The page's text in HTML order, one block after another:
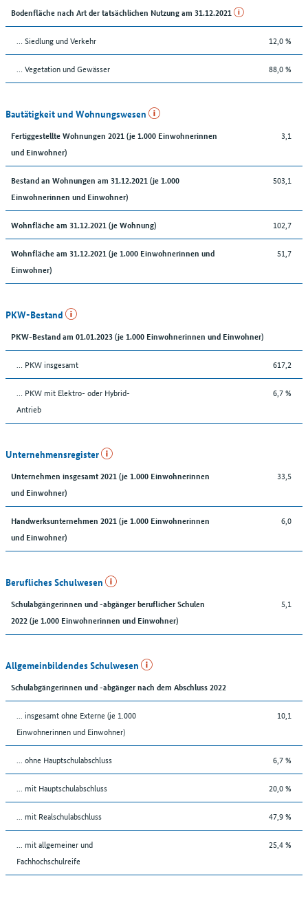
Bodenfläche nach Art der tatsächlichen Nutzung am 31.12.2021
… Siedlung und Verkehr 12,0 %
… Vegetation und Gewässer 88,0 %
Bautätigkeit und Wohnungswesen
Fertiggestellte Wohnungen 2021 (je 1.000 Einwohnerinnen
und Einwohner)
3,1
Bestand an Wohnungen am 31.12.2021 (je 1.000
Einwohnerinnen und Einwohner)
503,1
Wohnfläche am 31.12.2021 (je Wohnung) 102,7
Wohnfläche am 31.12.2021 (je 1.000 Einwohnerinnen und
Einwohner)
51,7
PKW-Bestand
PKW-Bestand am 01.01.2023 (je 1.000 Einwohnerinnen und Einwohner)
… PKW insgesamt 617,2
… PKW mit Elektro- oder Hybrid-
Antrieb
6,7 %
Unternehmensregister
Unternehmen insgesamt 2021 (je 1.000 Einwohnerinnen
und Einwohner)
33,5
Handwerksunternehmen 2021 (je 1.000 Einwohnerinnen
und Einwohner)
6,0
Berufliches Schulwesen
Schulabgängerinnen und -abgänger beruflicher Schulen
2022 (je 1.000 Einwohnerinnen und Einwohner)
5,1
Allgemeinbildendes Schulwesen
Schulabgängerinnen und -abgänger nach dem Abschluss 2022
... insgesamt ohne Externe (je 1.000
Einwohnerinnen und Einwohner)
10,1
... ohne Hauptschulabschluss 6,7 %
... mit Hauptschulabschluss 20,0 %
... mit Realschulabschluss 47,9 %
... mit allgemeiner und
Fachhochschulreife
25,4 %